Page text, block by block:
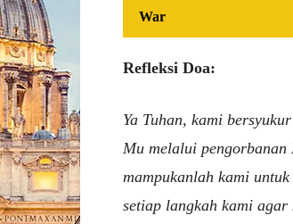
War
Refleksi Doa:
Ya Tuhan, kami
Mu melalui
mampukanlah kami
setiap langkah kami